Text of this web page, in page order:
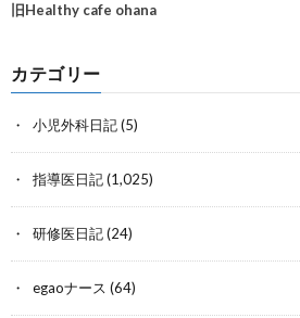
旧Healthy cafe ohana
カテゴリー
小児外科日記(5)
指導医日記(1,025)
研修医日記(24)
egaoナース (64)